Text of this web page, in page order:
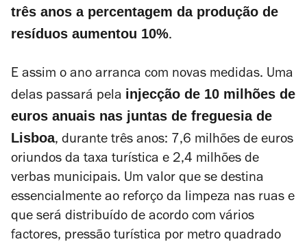
três anos a percentagem da produção de
resíduos aumentou 10%.
E assim o ano arranca com novas medidas. Uma
delas passará pela injecção de 10 milhões de
euros anuais nas juntas de freguesia de
Lisboa, durante três anos: 7,6 milhões de euros
oriundos da taxa turística e 2,4 milhões de
verbas municipais. Um valor que se destina
essencialmente ao reforço da limpeza nas ruas e
que será distribuído de acordo com vários
factores, pressão turística por metro quadrado